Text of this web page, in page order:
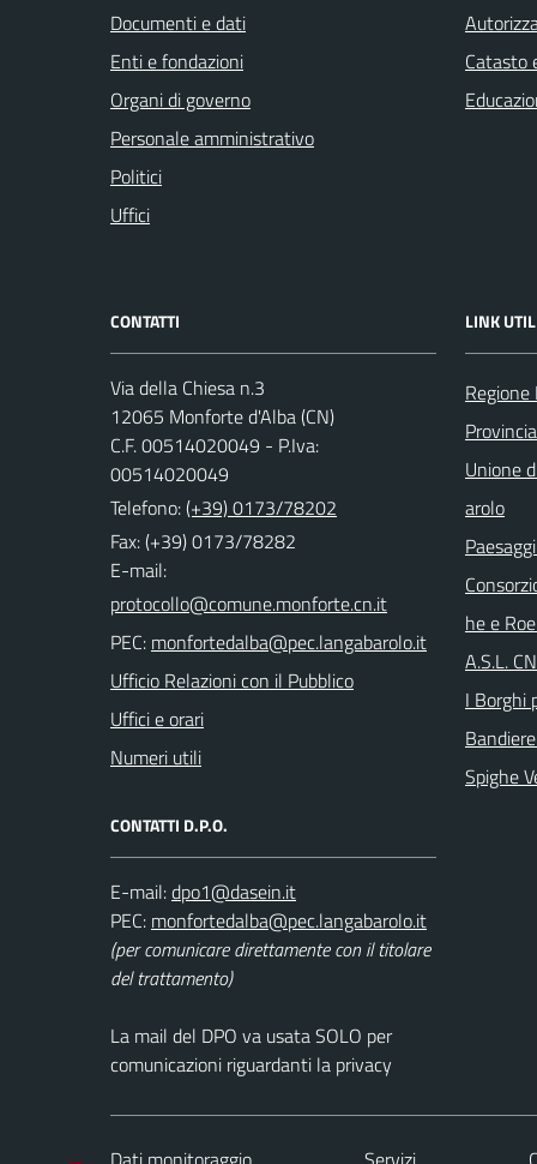
Documenti e dati
Enti e fondazioni
Organi di governo
Personale amministrativo
Politici
Uffici
Catasto
CONTATTI
Via della Chiesa n.3
12065 Monforte d'Alba (CN)
C.F. 00514020049 - P.Iva:
00514020049
Telefono:(+39) 0173/78202
Fax: (+39) 0173/78282
E-mail:
PEC:
Ufficio Relazioni con il Pubblico
Uffici e orari
Numeri utili
CONTATTI D.P.O.
E-mail:
PEC:
(per comunicare direttamente con il titolare
del trattamento)
La mail del DPO va usata SOLO per
comunicazioni riguardanti la privacy
LINK
Unione
arolo
he e
A.S.L.
I Borghi
Spighe